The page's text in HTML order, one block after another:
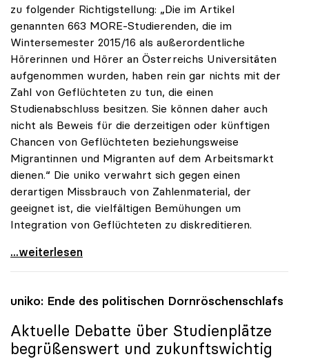
zu folgender Richtigstellung: „Die im Artikel
genannten 663 MORE-Studierenden, die im
Wintersemester 2015/16 als außerordentliche
Hörerinnen und Hörer an Österreichs Universitäten
aufgenommen wurden, haben rein gar nichts mit der
Zahl von Geflüchteten zu tun, die einen
Studienabschluss besitzen. Sie können daher auch
nicht als Beweis für die derzeitigen oder künftigen
Chancen von Geflüchteten beziehungsweise
Migrantinnen und Migranten auf dem Arbeitsmarkt
dienen.“ Die uniko verwahrt sich gegen einen
derartigen Missbrauch von Zahlenmaterial, der
geeignet ist, die vielfältigen Bemühungen um
Integration von Geflüchteten zu diskreditieren.
uniko verwahrt sich gegen Missbrauch der
...weiterlesen
uniko: Ende des politischen Dornröschenschlafs
Aktuelle Debatte über Studienplätze
begrüßenswert und zukunftswichtig